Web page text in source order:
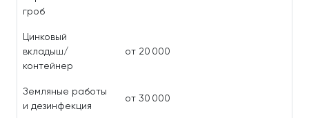
гроб
Цинковый
вкладыш/
контейнер
от 20 000
Земляные работы
и дезинфекция
от 30 000